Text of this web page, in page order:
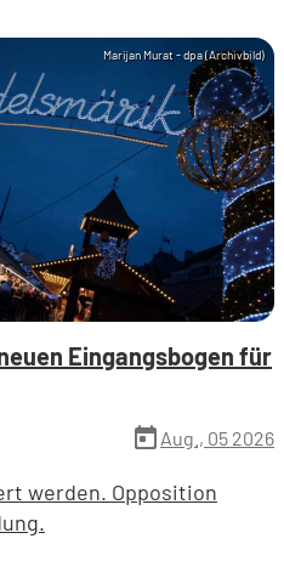
Marijan Murat - dpa (Archivbild)
Eingangsbogen für
today Aug., 05 2026
werden. Opposition